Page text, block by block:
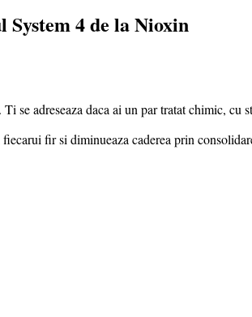
4 de la Nioxin
se adreseaza daca ai un par tratat chimic, cu
fir si diminueaza caderea prin